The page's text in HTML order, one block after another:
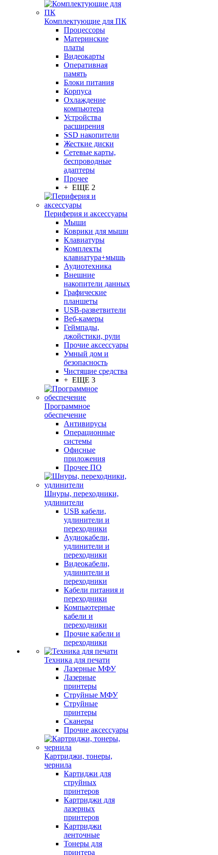
Комплектующие для ПК
Процессоры
Материнские
платы
Видеокарты
Оперативная
память
Блоки питания
Корпуса
Охлаждение
компьютера
Устройства
расширения
SSD накопители
Жесткие диски
Сетевые карты,
беспроводные
адаптеры
Прочее
+ ЕЩЕ 2
Периферия и аксессуары
Мыши
Коврики для мыши
Клавиатуры
Комплекты
клавиатура+мышь
Аудиотехника
Внешние
накопители данных
Графические
планшеты
USB-разветвители
Веб-камеры
Геймпады,
джойстики, рули
Прочие аксессуары
Умный дом и
безопасность
Чистящие средства
+ ЕЩЕ 3
Программное
обеспечение
Антивирусы
Операционные
системы
Офисные
приложения
Прочее ПО
Шнуры, переходники,
удлинители
USB кабели,
удлинители и
переходники
Аудиокабели,
удлинители и
переходники
Видеокабели,
удлинители и
переходники
Кабели питания и
переходники
Компьютерные
кабели и
переходники
Прочие кабели и
переходники
Техника для печати
Лазерные МФУ
Лазерные
принтеры
Струйные МФУ
Струйные
принтеры
Сканеры
Прочие аксессуары
Картриджи, тонеры,
чернила
Картиджи для
струйных
принтеров
Картриджи для
лазерных
принтеров
Картриджи
ленточные
Тонеры для
принтера